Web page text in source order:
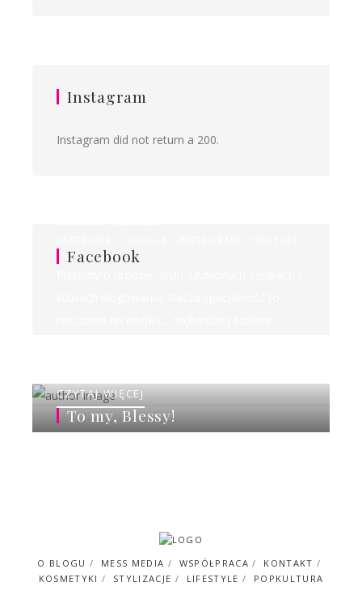
Instagram
Instagram did not return a 200.
Facebook
To my, Blessy!
CZYTAJ WIĘCEJ
O BLOGU MESS MEDIA WSPÓŁPRACA
KONTAKT
KOSMETYKI
STYLIZACJE LIFESTYLE
POPKULTURA